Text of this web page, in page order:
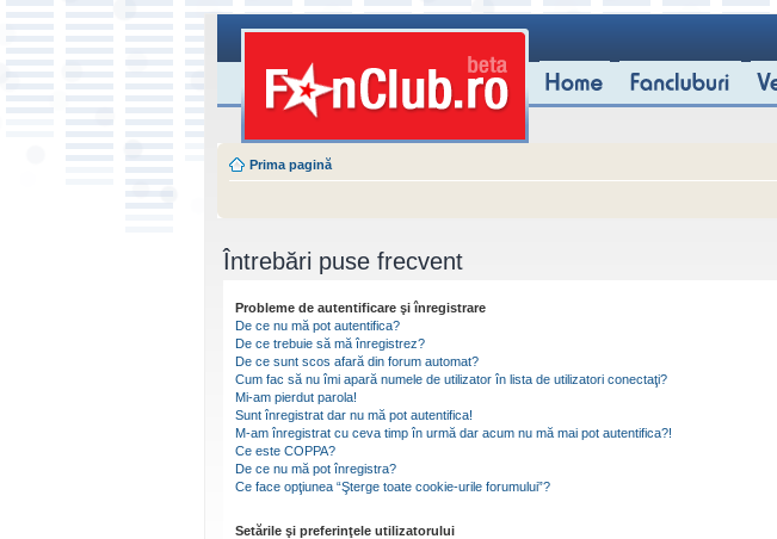
Prima pagină
Întrebări puse frecvent
Probleme de autentificare şi înregistrare
De ce nu mă pot autentifica?
De ce trebuie să mă înregistrez?
De ce sunt scos afară din forum automat?
Cum fac să nu îmi apară numele de utilizator în lista de utilizatori conectaţi?
Mi-am pierdut parola!
Sunt înregistrat dar nu mă pot autentifica!
M-am înregistrat cu ceva timp în urmă dar acum nu mă mai pot autentifica?!
Ce este COPPA?
De ce nu mă pot înregistra?
Ce face opţiunea “Şterge toate cookie-urile forumului”?
Setările şi preferinţele utilizatorului